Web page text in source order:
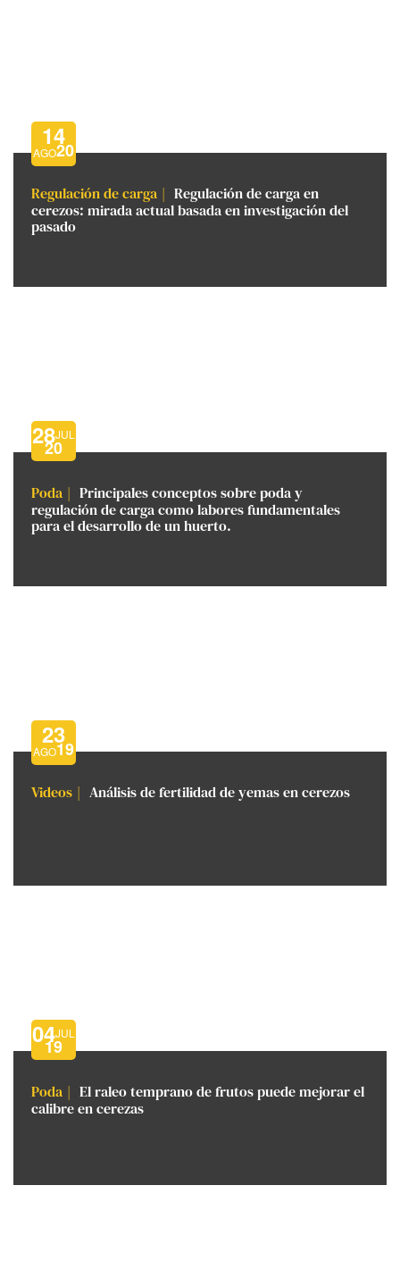
14
AGO20
Regulación de carga
Regulación de carga en
cerezos: mirada actual basada en investigación del
pasado
28JUL
20
Poda
Principales conceptos sobre poda y
regulación de carga como labores fundamentales
para el desarrollo de un huerto.
23
AGO19
Videos Análisis de fertilidad de yemas en cerezos
04JUL
19
Poda
El raleo temprano de frutos puede mejorar el
calibre en cerezas